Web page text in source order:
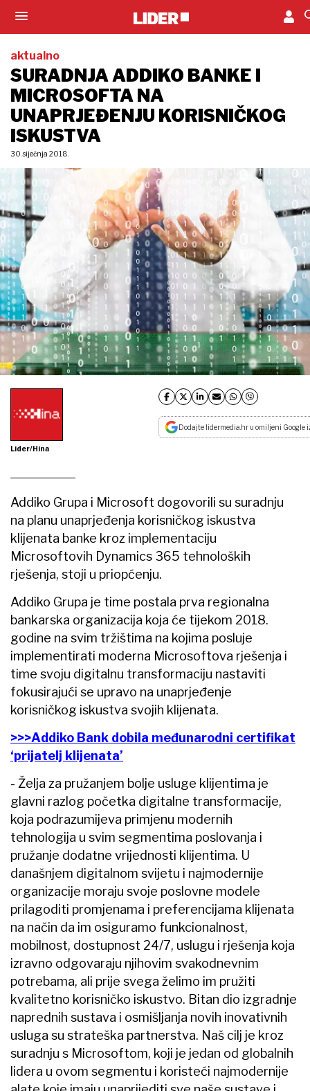
aktualno
SURADNJA ADDIKO BANKE I
MICROSOFTA NA
UNAPRJEĐENJU KORISNIČKOG
ISKUSTVA
30. siječnja 2018.
Lider/Hina
Dodajte lidermedia.hr u omiljeni Google
Addiko Grupa i Microsoft dogovorili su suradnju
na planu unaprjeđenja korisničkog iskustva
klijenata banke kroz implementaciju
Microsoftovih Dynamics 365 tehnoloških
rješenja, stoji u priopćenju.
Addiko Grupa je time postala prva regionalna
bankarska organizacija koja će tijekom 2018.
godine na svim tržištima na kojima posluje
implementirati moderna Microsoftova rješenja i
time svoju digitalnu transformaciju nastaviti
fokusirajući se upravo na unaprjeđenje
korisničkog iskustva svojih klijenata.
>>>Addiko Bank dobila međunarodni certifikat
‘prijatelj klijenata’
- Želja za pružanjem bolje usluge klijentima je
glavni razlog početka digitalne transformacije,
koja podrazumijeva primjenu modernih
tehnologija u svim segmentima poslovanja i
pružanje dodatne vrijednosti klijentima. U
današnjem digitalnom svijetu i najmodernije
organizacije moraju svoje poslovne modele
prilagoditi promjenama i preferencijama klijenata
na način da im osiguramo funkcionalnost,
mobilnost, dostupnost 24/7, uslugu i rješenja koja
izravno odgovaraju njihovim svakodnevnim
potrebama, ali prije svega želimo im pružiti
kvalitetno korisničko iskustvo. Bitan dio izgradnje
naprednih sustava i osmišljanja novih inovativnih
usluga su strateška partnerstva. Naš cilj je kroz
suradnju s Microsoftom, koji je jedan od globalnih
lidera u ovom segmentu i koristeći najmodernije